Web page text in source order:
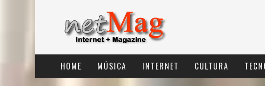
HOME MÚSICA INTERNET CULTURA